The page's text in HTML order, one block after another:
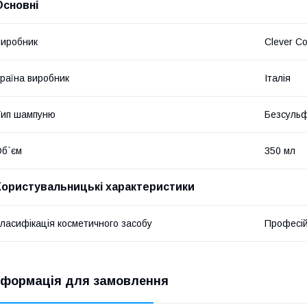
Clever
виробник Італія
шампуню
350 мл
характеристики
косметичного засобу
для замовлення